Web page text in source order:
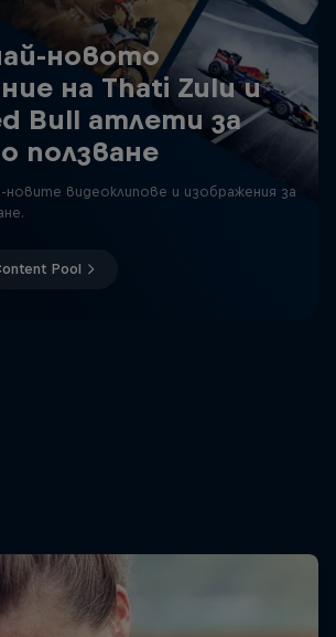
новото
на Thati Zulu и
Bull атлети за
ползване
новите видеоклипове и изображения за
Pool